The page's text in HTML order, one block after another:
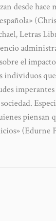
desde hace
Letras
el
individuos
piensan
(Edurne